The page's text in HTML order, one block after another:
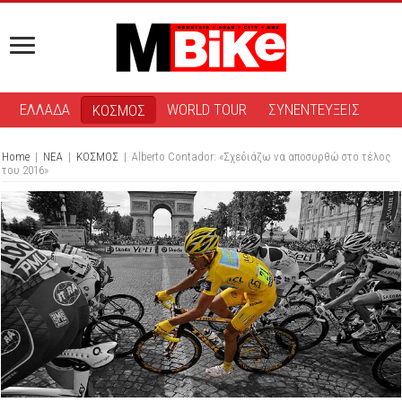
ΕΛΛΑΔΑ ΚΟΣΜΟΣ WORLD TOUR ΣΥΝΕΝΤΕΥΞΕΙΣ
Home | ΝΕΑ | ΚΟΣΜΟΣ | Alberto Contador: «Σχεδιάζω να αποσυρθώ στο τέλος
του 2016»